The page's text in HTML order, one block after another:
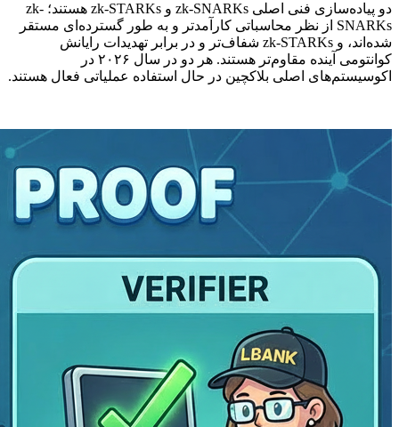
دو پیاده‌سازی فنی اصلی zk-SNARKs و zk-STARKs هستند؛ zk-
SNARKs از نظر محاسباتی کارآمدتر و به طور گسترده‌ای مستقر
شده‌اند، و zk-STARKs شفاف‌تر و در برابر تهدیدات رایانش
کوانتومی آینده مقاوم‌تر هستند. هر دو در سال ۲۰۲۶ در
اکوسیستم‌های اصلی بلاکچین در حال استفاده عملیاتی فعال هستند.